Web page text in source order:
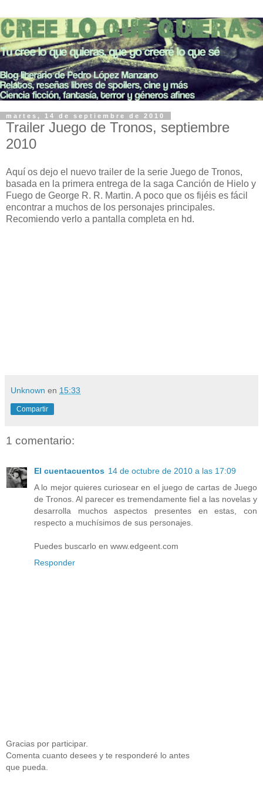
martes, 14 de septiembre de 2010
Trailer Juego de Tronos, septiembre
2010
Aquí os dejo el nuevo trailer de la serie Juego de Tronos,
basada en la primera entrega de la saga Canción de Hielo y
Fuego de George R. R. Martin. A poco que os fijéis es fácil
encontrar a muchos de los personajes principales.
Recomiendo verlo a pantalla completa en hd.
Unknown en 15:33
Compartir
1 comentario:
El cuentacuentos 14 de octubre de 2010 a las 17:09
A lo mejor quieres curiosear en el juego de cartas de Juego
de Tronos. Al parecer es tremendamente fiel a las novelas y
desarrolla muchos aspectos presentes en estas, con
respecto a muchísimos de sus personajes.
Puedes buscarlo en www.edgeent.com
Responder
Gracias por participar.
Comenta cuanto desees y te responderé lo antes
que pueda.